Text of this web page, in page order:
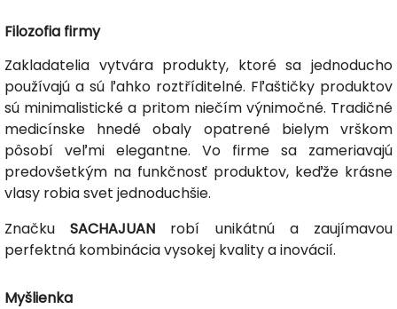
Filozofia firmy
Zakladatelia vytvára produkty, ktoré sa jednoducho
používajú a sú ľahko roztříditelné. Fľaštičky produktov
sú minimalistické a pritom niečím výnimočné. Tradičné
medicínske hnedé obaly opatrené bielym vrškom
pôsobí veľmi elegantne. Vo firme sa zameriavajú
predovšetkým na funkčnosť produktov, keďže krásne
vlasy robia svet jednoduchšie.
ZnačkuSACHAJUAN robí unikátnú a zaujímavou
perfektná kombinácia vysokej kvality a inovácií.
Myšlienka